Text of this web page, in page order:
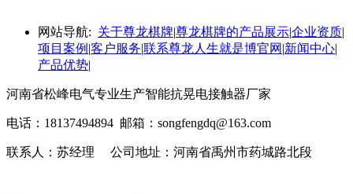
网站导航: 关于尊龙棋牌|尊龙棋牌的产品展示|企业资质|
项目案例 |客户服务|联系尊龙人生就是博官网 |新闻中心|
产品优势|
河南省松峰电气专业生产智能抗晃电接触器厂家
电话：18137494894 邮箱： songfengdq@163.com
联系人：苏经理 公司地址：河南省禹州市药城路北段